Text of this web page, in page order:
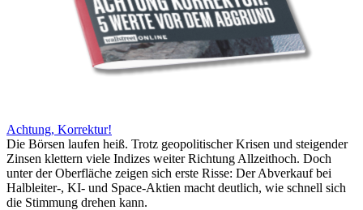
Achtung, Korrektur!
Die Börsen laufen heiß. Trotz geopolitischer Krisen und steigender
Zinsen klettern viele Indizes weiter Richtung Allzeithoch. Doch
unter der Oberfläche zeigen sich erste Risse: Der Abverkauf bei
Halbleiter-, KI- und Space-Aktien macht deutlich, wie schnell sich
die Stimmung drehen kann.